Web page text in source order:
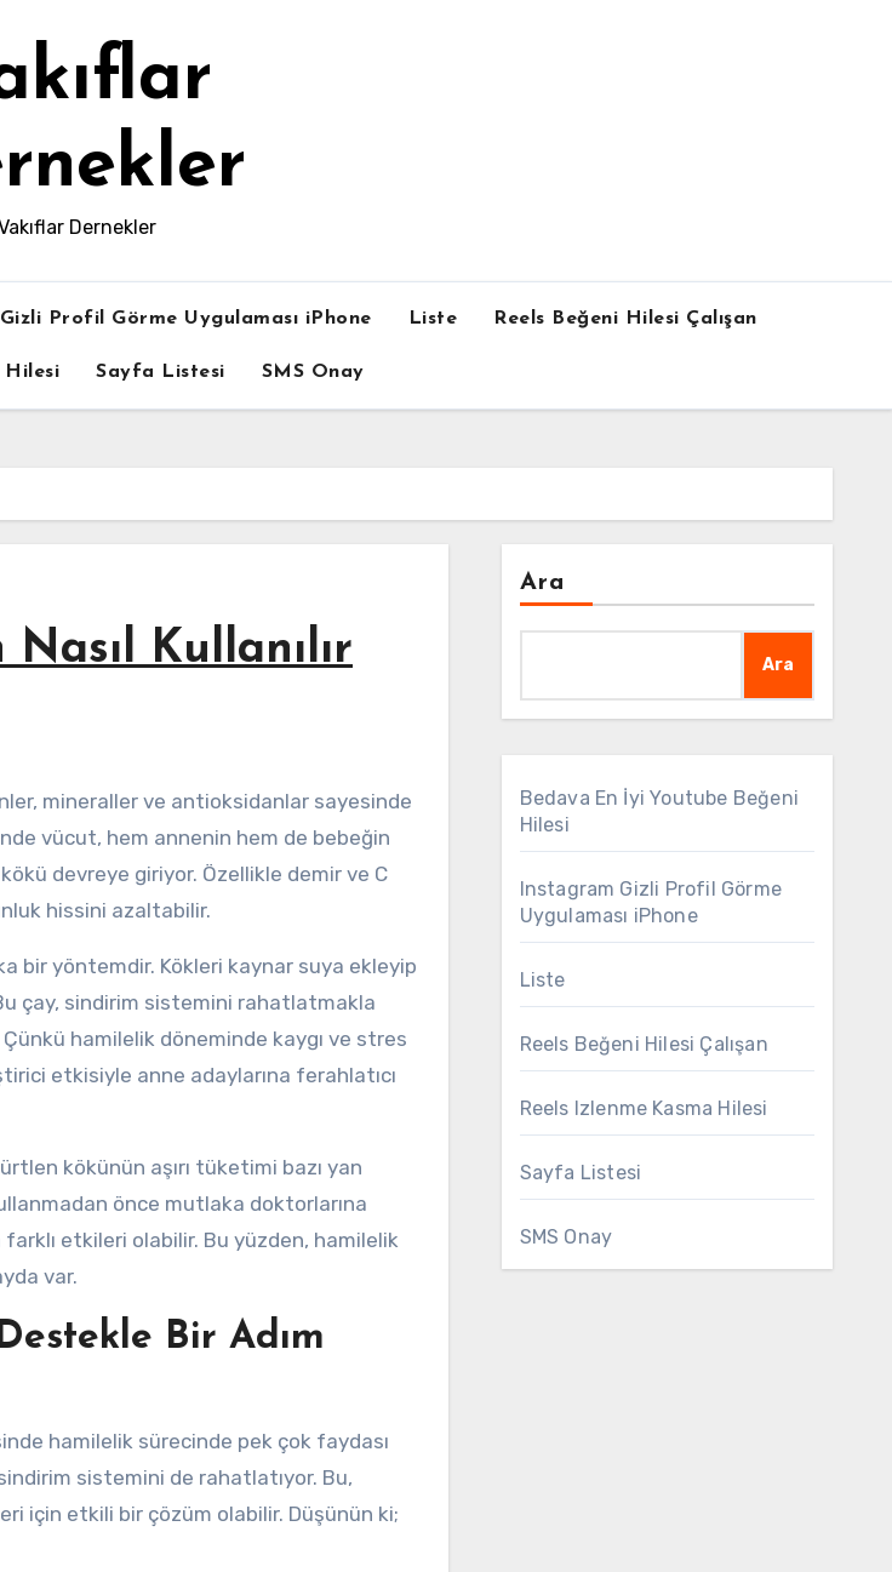
Dernekler
Profil Görme Uygulaması iPhone Liste Reels Beğeni Hilesi Çalışan
Hilesi Sayfa Listesi SMS Onay
Kullanılır
vücut, hem annenin hem de bebeğin
devreye giriyor. Özellikle demir ve C
hissini azaltabilir.
bir yöntemdir. Kökleri kaynar suya ekleyip
çay, sindirim sistemini rahatlatmakla
hamilelik döneminde kaygı ve stres
etkisiyle anne adaylarına ferahlatıcı
kökünün aşırı tüketimi bazı yan
önce mutlaka doktorlarına
etkileri olabilir. Bu yüzden, hamilelik
var.
Bir Adım
hamilelik sürecinde pek çok faydası
sistemini de rahatlatıyor. Bu,
için etkili bir çözüm olabilir. Düşünün ki;
Ara
Ara
Bedava En İyi Youtube Beğeni
Hilesi
Instagram Gizli Profil Görme
Uygulaması iPhone
Liste
Reels Beğeni Hilesi Çalışan
Reels Izlenme Kasma Hilesi
Sayfa Listesi
SMS Onay